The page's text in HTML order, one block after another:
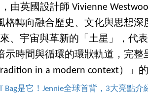
由英國設計師 Vivienne
格轉向融合歷史、文化與思想深
、宇宙與革新的「土星」，代
示時間與循環的環狀軌道，完整
in a modern context）」
Bag是它！Jennie全球首背，3大亮點介